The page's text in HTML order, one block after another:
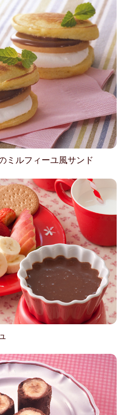
ミルフィーユ風サンド